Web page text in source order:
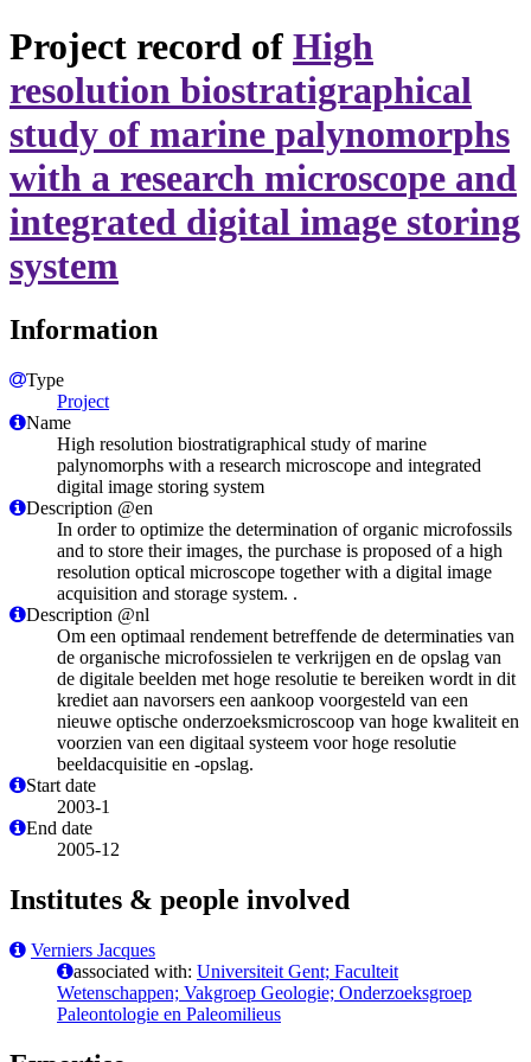
Project record of High
resolution biostratigraphical
study of marine palynomorphs
with a research microscope and
integrated digital image storing
system
Information
Type
Project
Name
High resolution biostratigraphical study of marine
palynomorphs with a research microscope and integrated
digital image storing system
Description @en
In order to optimize the determination of organic microfossils
and to store their images, the purchase is proposed of a high
resolution optical microscope together with a digital image
acquisition and storage system. .
Description @nl
Om een optimaal rendement betreffende de determinaties van
de organische microfossielen te verkrijgen en de opslag van
de digitale beelden met hoge resolutie te bereiken wordt in dit
krediet aan navorsers een aankoop voorgesteld van een
nieuwe optische onderzoeksmicroscoop van hoge kwaliteit en
voorzien van een digitaal systeem voor hoge resolutie
beeldacquisitie en -opslag.
Start date
2003-1
End date
2005-12
Institutes & people involved
Verniers Jacques
associated with: Universiteit Gent; Faculteit
Wetenschappen; Vakgroep Geologie; Onderzoeksgroep
Paleontologie en Paleomilieus